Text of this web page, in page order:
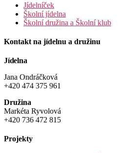
Jídelníček
Školní jídelna
Školní družina a Školní klub
Kontakt na jídelnu a družinu
Jídelna
Jana Ondráčková
+420 474 375 961
Družina
Markéta Ryvolová
+420 736 472 815
Projekty